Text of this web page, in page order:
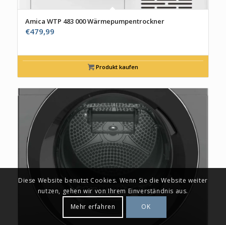
Amica WTP 483 000 Wärmepumpentrockner
€479,99
Produkt kaufen
Diese Website benutzt Cookies. Wenn Sie die Website weiter
nutzen, gehen wir von Ihrem Einverständnis aus.
Mehr erfahren
OK